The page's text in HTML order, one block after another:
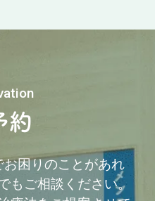
約
困りのことがあれ
もご相談ください。